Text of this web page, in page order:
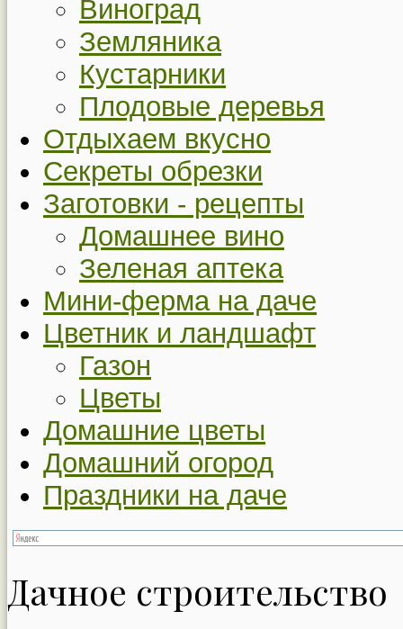
Виноград
Земляника
Кустарники
Плодовые деревья
Отдыхаем вкусно
Секреты обрезки
Заготовки - рецепты
Домашнее вино
Зеленая аптека
Мини-ферма на даче
Цветник и ландшафт
Газон
Цветы
Домашние цветы
Домашний огород
Праздники на даче
Дачное строительство